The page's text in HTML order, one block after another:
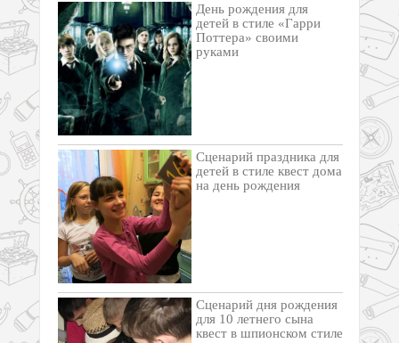
День рождения для
детей в стиле «Гарри
Поттера» своими
руками
Cценарий праздника для
детей в стиле квест дома
на день рождения
Сценарий дня рождения
для 10 летнего сына
квест в шпионском стиле